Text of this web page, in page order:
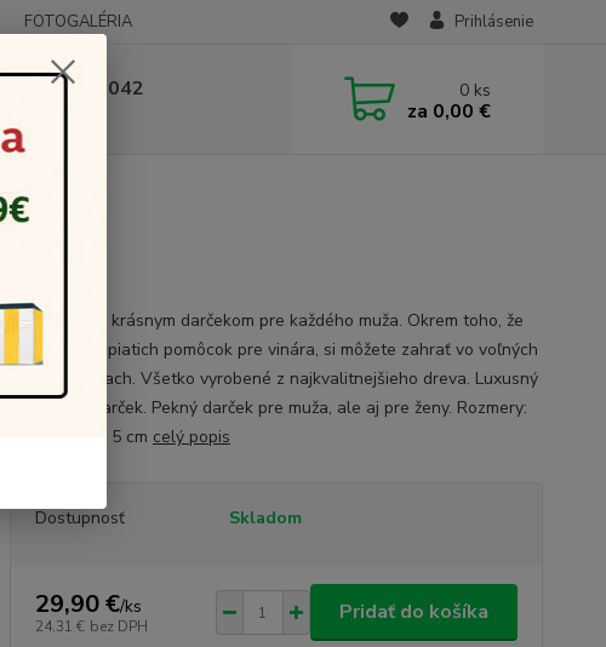
FOTOGALÉRIA Prihlásenie
0948 236 042 0 ks
za 0,00 €
Táto sada je krásnym darčekom pre každého muža. Okrem toho, že
pozostáva z piatich pomôcok pre vinára, si môžete zahrať vo voľných
chvíľach aj šach. Všetko vyrobené z najkvalitnejšieho dreva. Luxusný
elegantný darček. Pekný darček pre muža, ale aj pre ženy. Rozmery:
23,5 x 19,5 x 5 cm celý popis
Dostupnosť Skladom
29,90 €/ks
24,31 € bez DPH
Pridať do košíka